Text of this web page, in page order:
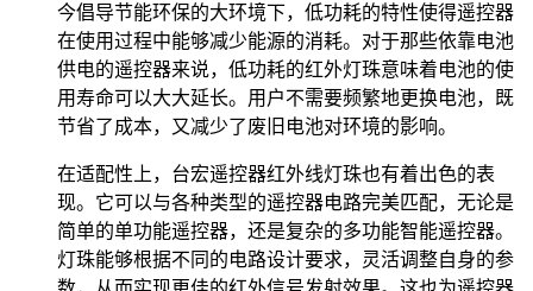
今倡导节能环保的大环境下，低功耗的特性使得遥控器
在使用过程中能够减少能源的消耗。对于那些依靠电池
供电的遥控器来说，低功耗的红外灯珠意味着电池的使
用寿命可以大大延长。用户不需要频繁地更换电池，既
节省了成本，又减少了废旧电池对环境的影响。
在适配性上，台宏遥控器红外线灯珠也有着出色的表
现。它可以与各种类型的遥控器电路完美匹配，无论是
简单的单功能遥控器，还是复杂的多功能智能遥控器。
灯珠能够根据不同的电路设计要求，灵活调整自身的参